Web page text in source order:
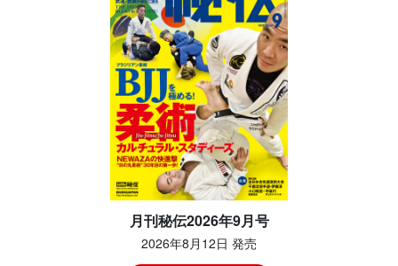
●第５章 最強の体幹を養成する伸びの鍛錬
１ 意識の向け方
２ 鍛錬の頻度について
３ 正しい姿勢の重要性
４ 伸びと呼吸
５ パワーを生み出す脊椎の湾曲を知る
６ 湾曲を保って強く吐き絞る練習
７ 胴体の感覚を明確化する鍛錬
８ 閉眼片足立ち
９ ジャンプの有効性
10 壁押しトレーニング
月刊秘伝2026年9月号
2026年8月12日 発売